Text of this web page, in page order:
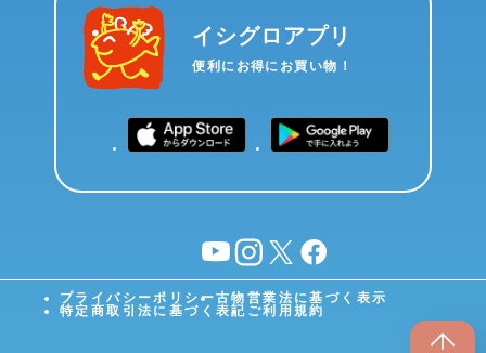
イシグロアプリ
便利にお得にお買い物！
YouTubeinstagram
X facebook
プライバシーポリシー古物営業法に基づく表示
特定商取引法に基づく表記 ご利用規約